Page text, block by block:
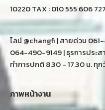
10220 TAX : 010 555 606
ไลน์ @changfi | สายด่วน
064-490-9149 | ธุรการประส
ทำการปกติ 8.30 - 17.30 น. ทุก
ภาพหน้างาน